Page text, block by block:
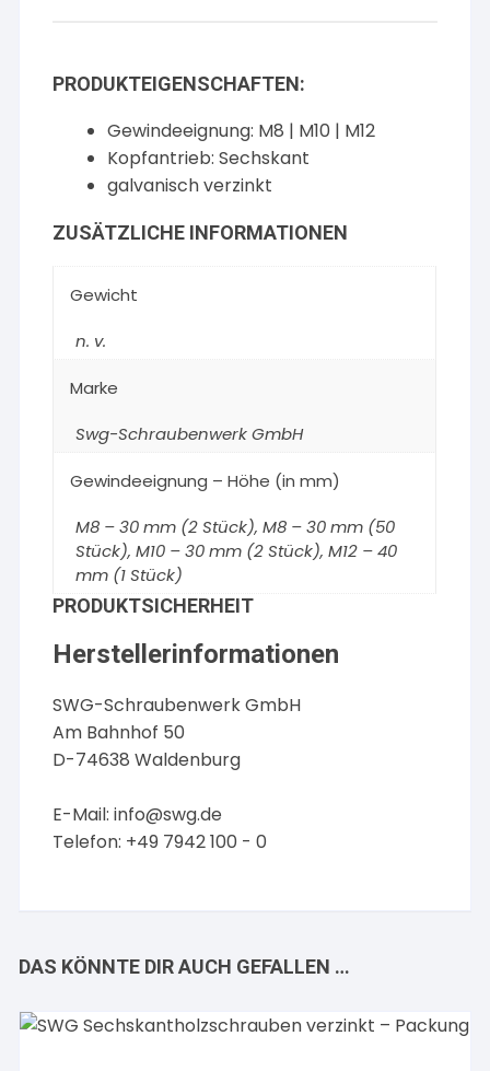
PRODUKTEIGENSCHAFTEN:
Gewindeeignung: M8 | M10 | M12
Kopfantrieb: Sechskant
galvanisch verzinkt
ZUSÄTZLICHE INFORMATIONEN
Gewicht
n. v.
Marke
Swg-Schraubenwerk GmbH
Gewindeeignung – Höhe (in mm)
M8 – 30 mm (2 Stück), M8 – 30 mm (50
Stück), M10 – 30 mm (2 Stück), M12 – 40
mm (1 Stück)
PRODUKTSICHERHEIT
Herstellerinformationen
SWG-Schraubenwerk GmbH
Am Bahnhof 50
D-74638 Waldenburg
E-Mail:info@swg.de
Telefon: +49 7942 100 - 0
DAS KÖNNTE DIR AUCH GEFALLEN …